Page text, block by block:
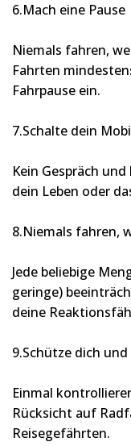
6.Mach eine Pause
Niemals fahren,
Fahrten
Fahrpause ein.
7.Schalte dein
Kein Gespräch
dein Leben oder
8.Niemals fahren,
Jede beliebige
geringe)
deine
9.Schütze dich
Einmal
Rücksicht auf
Reisegefährten.